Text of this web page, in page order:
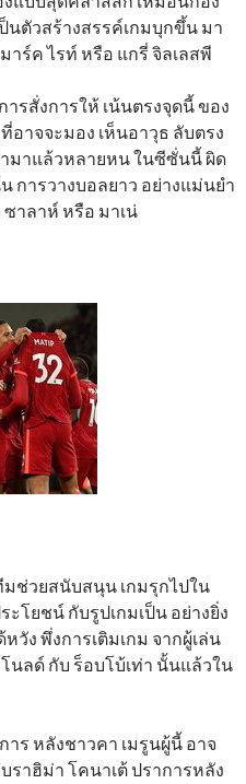
นตัวสร้างสรรค์เกมบุกขึ้น มา
าร์ค ไรท์ หรือ แกรี่ จิลเลสพี
รสั่งการให้ เน้นตรงจุดนี้ ของ
าจจะมอง เห็นอาวุธ ลับตรง
มาแล้วหลายหน ในซีซั่นนี้ ผิด
การวางบอลยาว อย่างแม่นยำ
าลาห์ หรือ มาเน่
มช่วยสนับสนุน เกมรุกไปใน
โยชน์ กับรูปเกมเป็น อย่างยิ่ง
วัง พึ่งการเติมเกม จากผู้เล่น
นลด์ กับ ร็อบโบ้เท่า นั้นแล้วใน
ร หลังชาวคา เมรูนผู้นี้ อาจ
ราฮิม่า โคนาเต้ ปราการหลัง